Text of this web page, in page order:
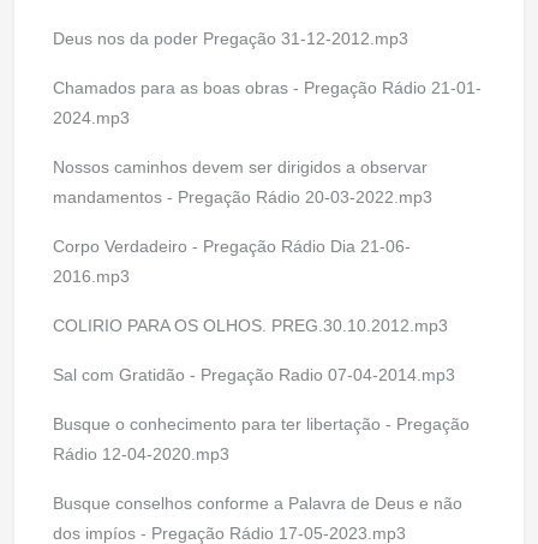
Deus nos da poder Pregação 31-12-2012.mp3
Chamados para as boas obras - Pregação Rádio 21-01-
2024.mp3
Nossos caminhos devem ser dirigidos a observar
mandamentos - Pregação Rádio 20-03-2022.mp3
Corpo Verdadeiro - Pregação Rádio Dia 21-06-
2016.mp3
COLIRIO PARA OS OLHOS. PREG.30.10.2012.mp3
Sal com Gratidão - Pregação Radio 07-04-2014.mp3
Busque o conhecimento para ter libertação - Pregação
Rádio 12-04-2020.mp3
Busque conselhos conforme a Palavra de Deus e não
dos impíos - Pregação Rádio 17-05-2023.mp3